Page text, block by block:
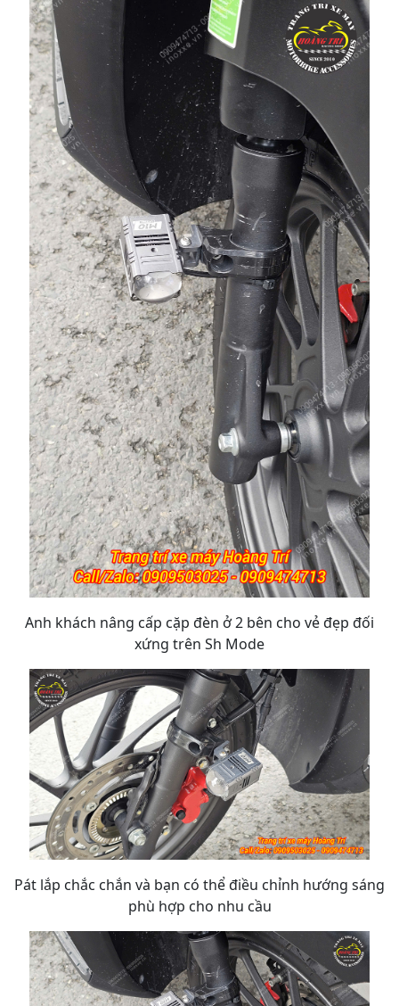
Anh khách nâng cấp cặp đèn ở 2 bên cho vẻ đẹp đối
xứng trên Sh Mode
Pát lắp chắc chắn và bạn có thể điều chỉnh hướng sáng
phù hợp cho nhu cầu